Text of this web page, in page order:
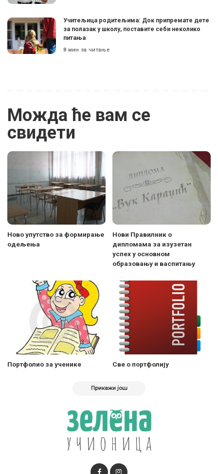
Учитељица родитељима: Док припремате дете
за полазак у школу, поставите себи неколико
питања
8 мин за читање
Можда ће вам се
свидети
Ново упутство за формирање
одељења
Нови Правилник о
дипломама за изузетан
успех у основном
образовању и васпитању
Портфолио за ученике Све о портфолију
Прикажи још